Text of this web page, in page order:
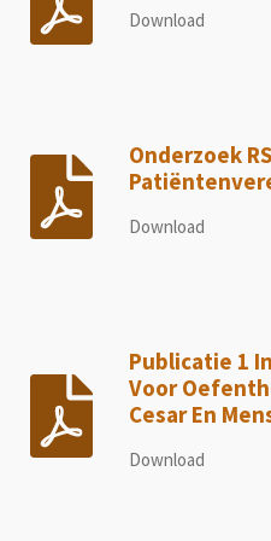
Download
Onderzoek
Download
Publicatie 1
Voor
Cesar En
Download